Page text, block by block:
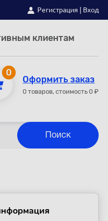
Регистрация Вход
клиентам
0
Оформить заказ
0 товаров, стоимость 0 ₽